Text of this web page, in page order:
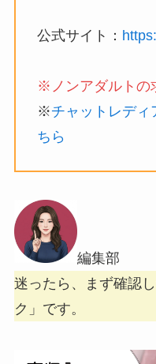
公式サイト：
※ノンアダルトの
※チャットレディ
ちら
編集部
迷ったら、まず確認
ク」です。